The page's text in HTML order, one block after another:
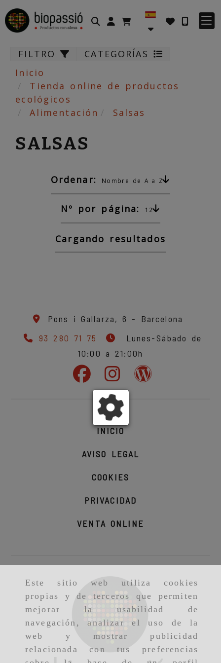
Este sitio web utiliza cookies
propias y de terceros que permiten
mejorar la usabilidad de
navegación, analizar el uso de la
web y mostrar publicidad
relacionada con tus preferencias
Identifícate
FILTRO
CATEGORÍAS
Inicio
Tienda online de productos
ecológicos
Alimentación
Salsas
SALSAS
Ordenar: Nombre de A a Z
Nº por página: 12
Cargando resultados
Pons i Gallarza, 6 - Barcelona
93 280 71 75
Lunes-Sábado de
10:00 a 21:00h
INICIO
AVISO LEGAL
COOKIES
PRIVACIDAD
VENTA ONLINE